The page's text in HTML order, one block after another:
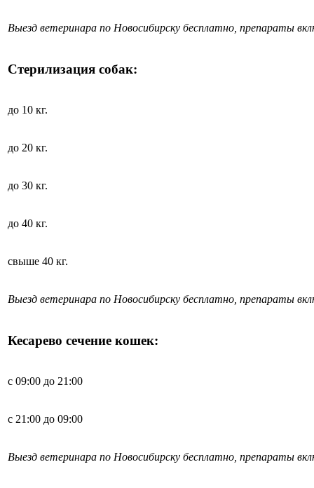
Выезд ветеринара по Новосибирску бесплатно, препараты
Стерилизация собак:
до 10 кг.
до 20 кг.
до 30 кг.
до 40 кг.
свыше 40 кг.
Выезд ветеринара по Новосибирску бесплатно, препараты
Кесарево сечение кошек:
с 09:00 до 21:00
с 21:00 до 09:00
Выезд ветеринара по Новосибирску бесплатно, препараты